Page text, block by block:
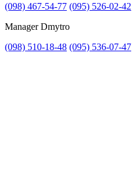
(098) 467-54-77 (095) 526-02-42
Manager Dmytro
(098) 510-18-48 (095) 536-07-47